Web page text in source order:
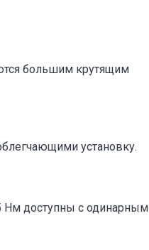
большим крутящим
установку.
Нм доступны с одинарным